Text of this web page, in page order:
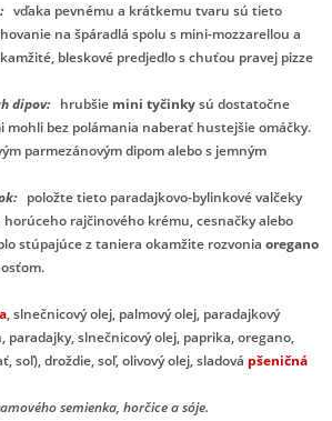
vďaka pevnému a krátkemu tvaru sú tieto
na špáradlá spolu s mini-mozzarellou a
bleskové predjedlo s chuťou pravej pizze
dipov:hrubšie mini tyčinkysú dostatočne
mohli bez polámania naberať hustejšie omáčky.
parmezánovým dipom alebo s jemným
položte tieto paradajkovo-bylinkové valčeky
rajčinového krému, cesnačky alebo
stúpajúce z taniera okamžite rozvonia oregano
, slnečnicový olej, palmový olej, paradajkový
paradajky, slnečnicový olej, paprika, oregano,
soľ), droždie, soľ, olivový olej, sladová pšeničná
semienka, horčice a sóje.